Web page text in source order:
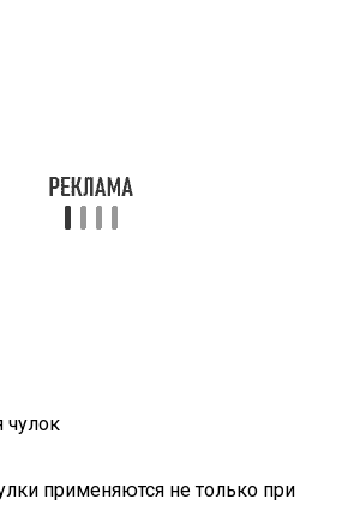
чулок
применяются не только при